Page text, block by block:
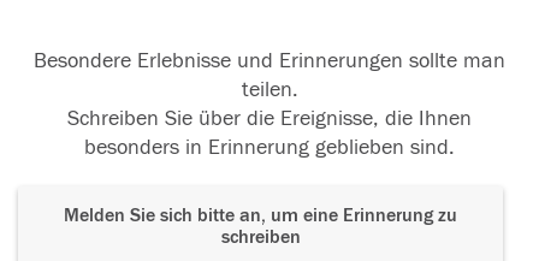
Besondere Erlebnisse und Erinnerungen sollte man
teilen.
Schreiben Sie über die Ereignisse, die Ihnen
besonders in Erinnerung geblieben sind.
Melden Sie sich bitte an, um eine Erinnerung zu
schreiben